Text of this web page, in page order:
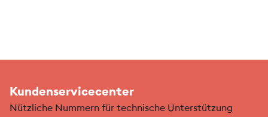
Kundenservicecenter
Nützliche Nummern für technische Unterstützung